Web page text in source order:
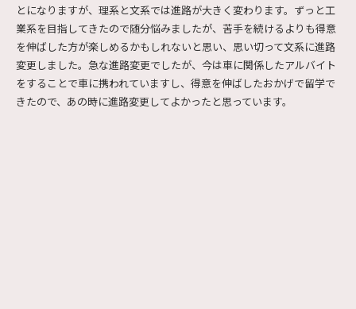
とになりますが、理系と文系では進路が大きく変わります。ずっと工
業系を目指してきたので随分悩みましたが、苦手を続けるよりも得意
を伸ばした方が楽しめるかもしれないと思い、思い切って文系に進路
変更しました。急な進路変更でしたが、今は車に関係したアルバイト
をすることで車に携われていますし、得意を伸ばしたおかげで留学で
きたので、あの時に進路変更してよかったと思っています。